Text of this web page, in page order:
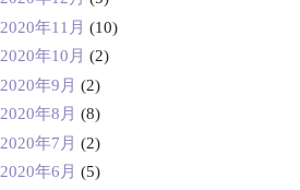
2020年11月 (10)
2020年10月 (2)
2020年9月 (2)
2020年8月 (8)
2020年7月 (2)
2020年6月 (5)